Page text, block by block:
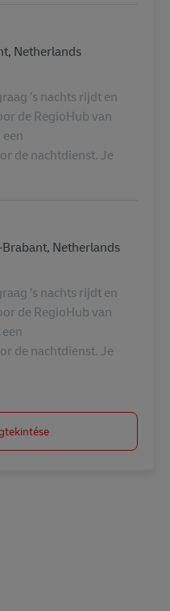
Netherlands
’s nachts rijdt en
de RegioHub van
de nachtdienst. Je
Netherlands
’s nachts rijdt en
de RegioHub van
de nachtdienst. Je